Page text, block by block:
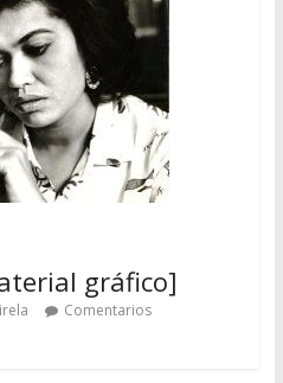
gráfico]
Comentarios